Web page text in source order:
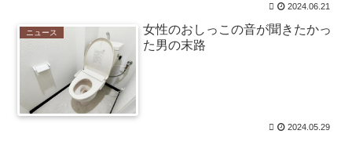
【朗報】阪神の新外国人D.ガルシアさんOPS.966の
wRC+188wwwwwwwwwwwwwwwwwwwwwwwwwwwww
w / 2chまとめアンテナ！ (8/6 21:54)
移民を過剰に問題視してる人ら一定数いるけどさ / 2ch
まとめアンテナ！ (8/6 21:54)
【悲報】韓国サッカー 国際試合で審判買収(性接待)を
してた模様
wwwwwwwwwwwwwwwwwwwwwwwwwwwwwwwwwww
2024.06.21
ニュース
女性のおしっこの音が聞きたかっ
た男の末路
2024.05.29